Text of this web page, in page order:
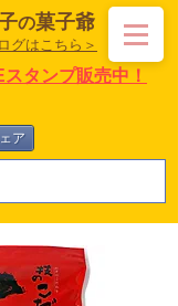
の菓子爺
グはこちら＞
ア
スタンプ販売中！